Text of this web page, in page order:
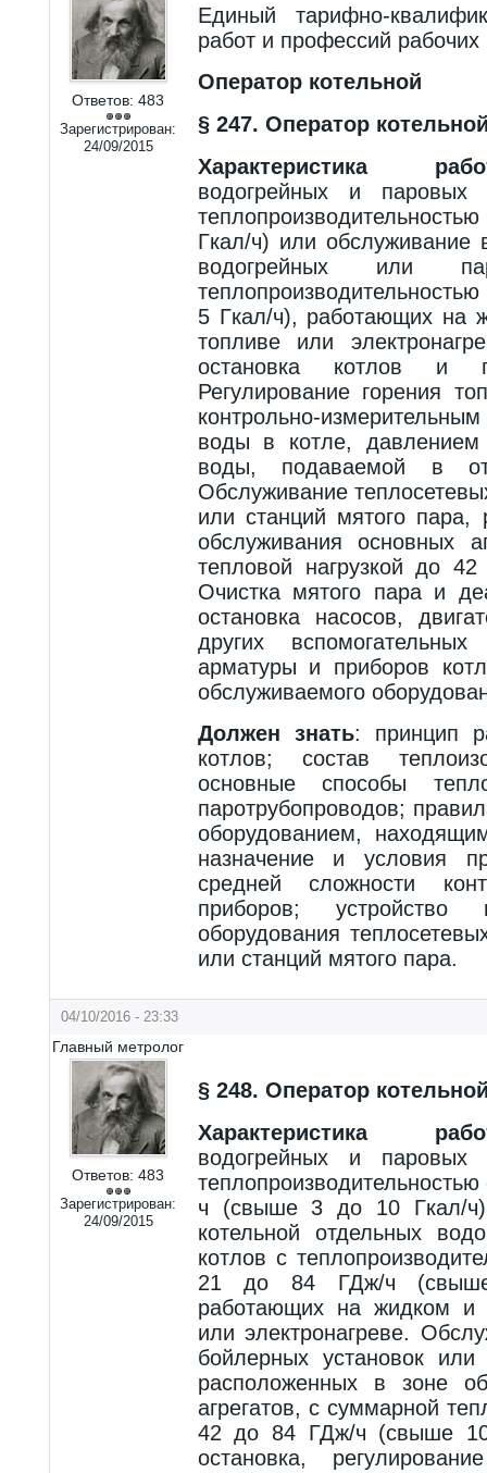
Ответов: 483
Зарегистрирован:
24/09/2015
Единый тарифно-
работ и профессий
Оператор котельной
§ 247. Оператор
Характеристика
водогрейных и
Гкал/ч) или обслуживание
водогрейных или
5 Гкал/ч), работающих на
топливе или
остановка котлов и
Регулирование горения
контрольно-
воды в котле, давлением
воды, подаваемой в
Обслуживание
или станций мятого пара,
обслуживания основных
тепловой нагрузкой до
Очистка мятого пара и
остановка насосов,
других
арматуры и приборов
обслуживаемого
Должен знать: принцип
котлов; состав
основные способы
паротрубопроводов;
оборудованием,
назначение и условия
средней сложности
приборов;
оборудования
или станций мятого пара.
04/10/2016 - 23:33
Главный метролог
Ответов: 483
Зарегистрирован:
24/09/2015
§ 248. Оператор
Характеристика
водогрейных и
ч (свыше 3 до 10 Гкал/
котельной отдельных
котлов с
21 до 84 ГДж/ч
работающих на жидком и
или электронагреве.
бойлерных установок
расположенных в зоне
агрегатов, с суммарной
42 до 84 ГДж/ч (свыше
остановка,